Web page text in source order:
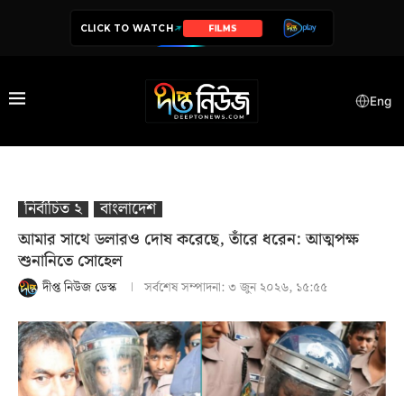
CLICK TO WATCH SERIES
Eng
নির্বাচিত ২
বাংলাদেশ
আমার সাথে ডলারও দোষ করেছে, তাঁরে ধরেন: আত্মপক্ষ
শুনানিতে সোহেল
দীপ্ত নিউজ ডেস্ক সর্বশেষ সম্পাদনা:৩ জুন ২০২৬, ১৫:৫৫